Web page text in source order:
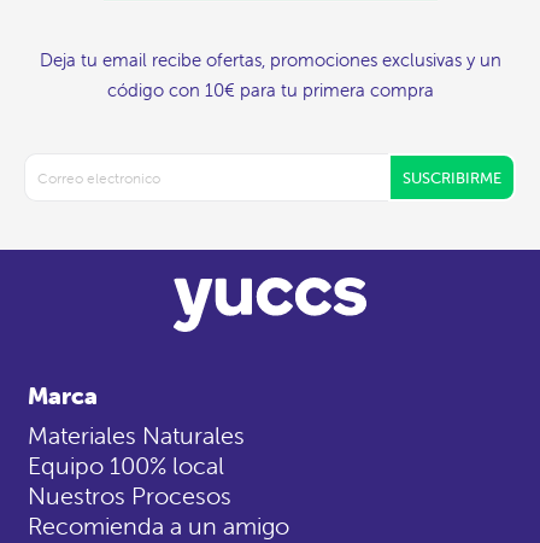
Deja tu email recibe ofertas, promociones exclusivas y un
código con 10€ para tu primera compra
SUSCRIBIRME
Marca
Materiales Naturales
Equipo 100% local
Nuestros Procesos
Recomienda a un amigo